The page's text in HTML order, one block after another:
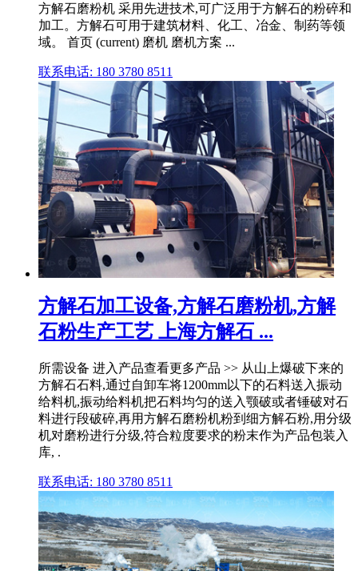
方解石磨粉机 采用先进技术,可广泛用于方解石的粉碎和
加工。方解石可用于建筑材料、化工、冶金、制药等领
域。 首页 (current) 磨机 磨机方案 ...
联系电话: 180 3780 8511
方解石加工设备,方解石磨粉机,方解
石粉生产工艺 上海方解石 ...
所需设备 进入产品查看更多产品 >> 从山上爆破下来的
方解石石料,通过自卸车将1200mm以下的石料送入振动
给料机,振动给料机把石料均匀的送入颚破或者锤破对石
料进行段破碎,再用方解石磨粉机粉到细方解石粉,用分级
机对磨粉进行分级,符合粒度要求的粉末作为产品包装入
库, .
联系电话: 180 3780 8511